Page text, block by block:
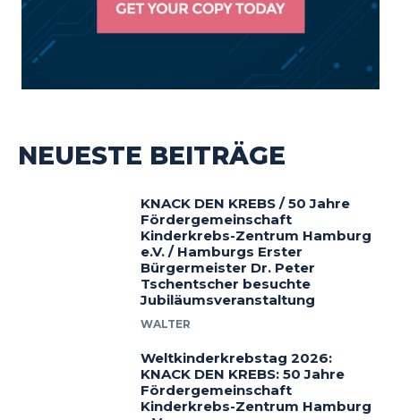
NEUESTE BEITRÄGE
KNACK DEN KREBS / 50 Jahre
Fördergemeinschaft
Kinderkrebs-Zentrum Hamburg
e.V. / Hamburgs Erster
Bürgermeister Dr. Peter
Tschentscher besuchte
Jubiläumsveranstaltung
WALTER
Weltkinderkrebstag 2026:
KNACK DEN KREBS: 50 Jahre
Fördergemeinschaft
Kinderkrebs-Zentrum Hamburg